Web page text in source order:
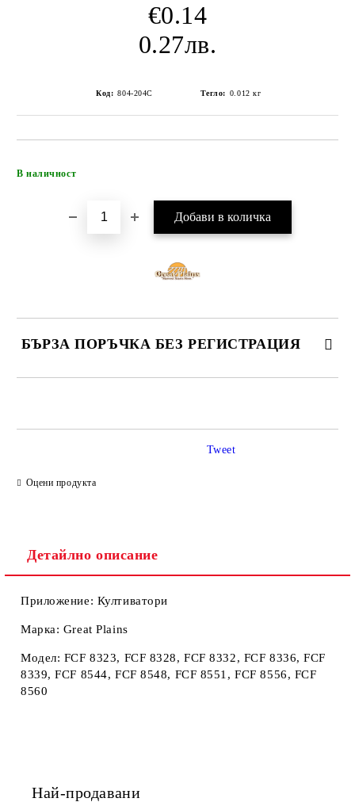
€0.14
0.27лв.
Код: 804-204C Тегло: 0.012 кг
В наличност
БЪРЗА ПОРЪЧКА БЕЗ РЕГИСТРАЦИЯ
Оцени продукта
Tweet
Детайлно описание
Приложение: Култиватори
Марка: Great Plains
Модел: FCF 8323, FCF 8328, FCF 8332, FCF 8336, FCF
8339, FCF 8544, FCF 8548, FCF 8551, FCF 8556, FCF
8560
Най-продавани